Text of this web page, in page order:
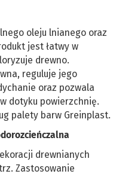
oleju lnianego oraz
jest łatwy w
drewno.
reguluje jego
oraz pozwala
dotyku powierzchnię.
palety barw Greinplast.
drewnianych
Zastosowanie